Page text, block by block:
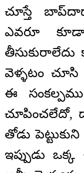
చూస్తే
ఎవరూ
వెళ్ళటం
ఈ
తోడు
ఇప్పుడు